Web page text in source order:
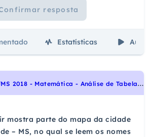
resposta
Estatísticas Aulas
U
FMS 2018 - Matemática - Análise de Tabelas e Gráficos
mostra parte do mapa da cidade
– MS, no qual se leem os nomes